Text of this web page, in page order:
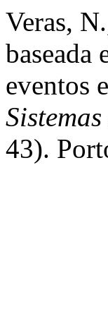
Veras,
baseada
eventos
43).